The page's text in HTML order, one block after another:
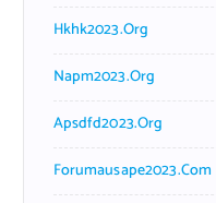
Hkhk2023.org
Napm2023.org
Apsdfd2023.org
Forumausape2023.com